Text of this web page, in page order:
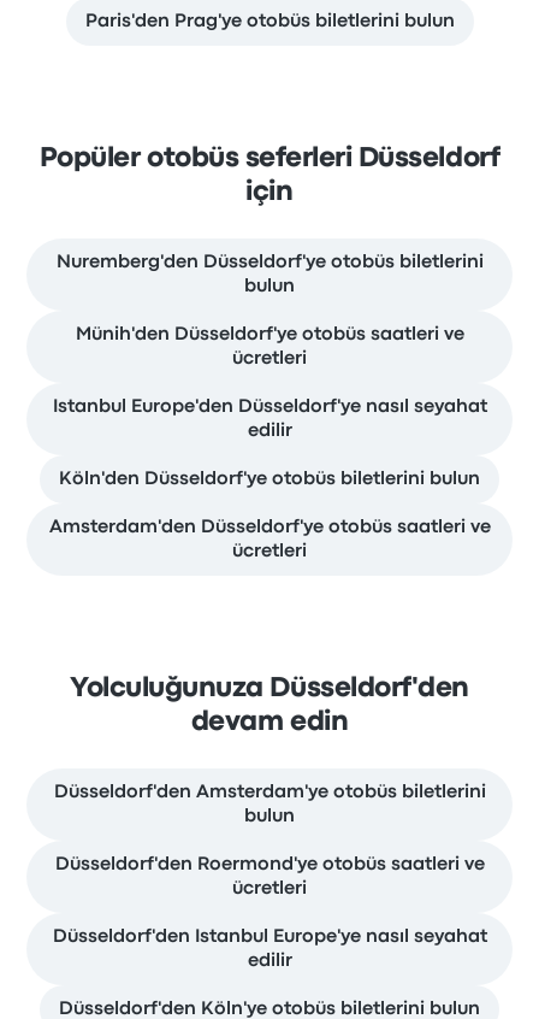
Paris'den Prag'ye otobüs biletlerini bulun
Popüler otobüs seferleri Düsseldorf
için
Nuremberg'den Düsseldorf'ye otobüs biletlerini
bulun
Münih'den Düsseldorf'ye otobüs saatleri ve
ücretleri
Istanbul Europe'den Düsseldorf'ye nasıl seyahat
edilir
Köln'den Düsseldorf'ye otobüs biletlerini bulun
Amsterdam'den Düsseldorf'ye otobüs saatleri ve
ücretleri
Yolculuğunuza Düsseldorf'den
devam edin
Düsseldorf'den Amsterdam'ye otobüs biletlerini
bulun
Düsseldorf'den Roermond'ye otobüs saatleri ve
ücretleri
Düsseldorf'den Istanbul Europe'ye nasıl seyahat
edilir
Düsseldorf'den Köln'ye otobüs biletlerini bulun